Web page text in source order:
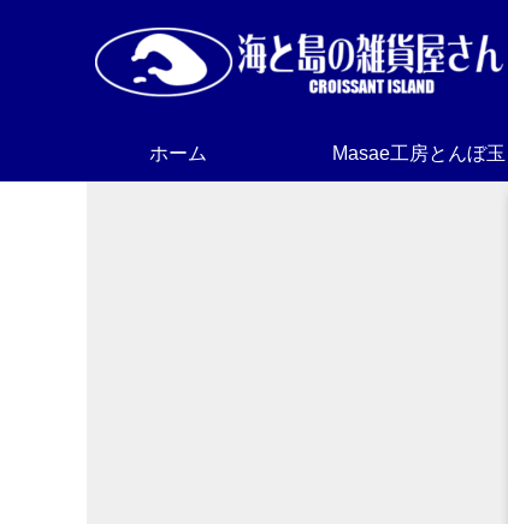
ホーム Masae工房とんぼ玉